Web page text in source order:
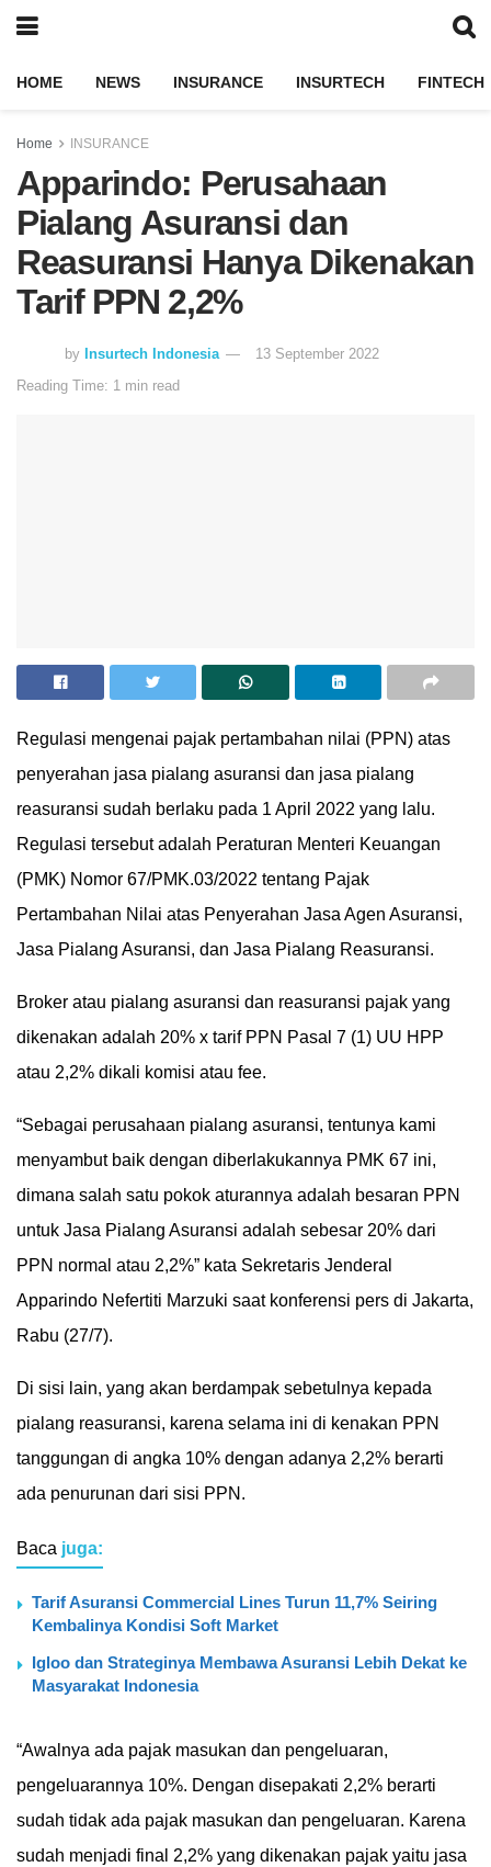
HOME NEWS INSURANCE INSURTECH FINTECH
Home INSURANCE
Apparindo: Perusahaan
Pialang Asuransi dan
Reasuransi Hanya Dikenakan
Tarif PPN 2,2%
by Insurtech Indonesia
13 September 2022
Reading Time: 1 min read
Regulasi mengenai pajak pertambahan nilai (PPN) atas
penyerahan jasa pialang asuransi dan jasa pialang
reasuransi sudah berlaku pada 1 April 2022 yang lalu.
Regulasi tersebut adalah Peraturan Menteri Keuangan
(PMK) Nomor 67/PMK.03/2022 tentang Pajak
Pertambahan Nilai atas Penyerahan Jasa Agen Asuransi,
Jasa Pialang Asuransi, dan Jasa Pialang Reasuransi.
Broker atau pialang asuransi dan reasuransi pajak yang
dikenakan adalah 20% x tarif PPN Pasal 7 (1) UU HPP
atau 2,2% dikali komisi atau fee.
“Sebagai perusahaan pialang asuransi, tentunya kami
menyambut baik dengan diberlakukannya PMK 67 ini,
dimana salah satu pokok aturannya adalah besaran PPN
untuk Jasa Pialang Asuransi adalah sebesar 20% dari
PPN normal atau 2,2%” kata Sekretaris Jenderal
Apparindo Nefertiti Marzuki saat konferensi pers di Jakarta,
Rabu (27/7).
Di sisi lain, yang akan berdampak sebetulnya kepada
pialang reasuransi, karena selama ini di kenakan PPN
tanggungan di angka 10% dengan adanya 2,2% berarti
ada penurunan dari sisi PPN.
Baca juga:
Tarif Asuransi Commercial Lines Turun 11,7% Seiring
Kembalinya Kondisi Soft Market
Igloo dan Strateginya Membawa Asuransi Lebih Dekat ke
Masyarakat Indonesia
“Awalnya ada pajak masukan dan pengeluaran,
pengeluarannya 10%. Dengan disepakati 2,2% berarti
sudah tidak ada pajak masukan dan pengeluaran. Karena
sudah menjadi final 2,2% yang dikenakan pajak yaitu jasa